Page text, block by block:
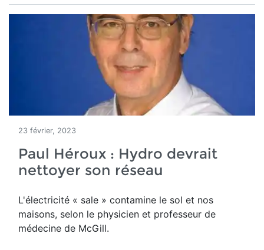
23 février, 2023
Paul Héroux : Hydro devrait
nettoyer son réseau
L'électricité « sale » contamine le sol et nos
maisons, selon le physicien et professeur de
médecine de McGill.